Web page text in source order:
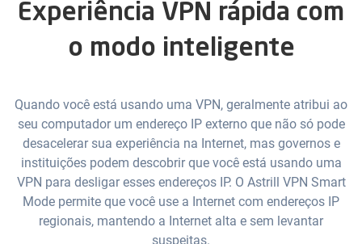
Experiência VPN rápida com
o modo inteligente
Quando você está usando uma VPN, geralmente atribui ao
seu computador um endereço IP externo que não só pode
desacelerar sua experiência na Internet, mas governos e
instituições podem descobrir que você está usando uma
VPN para desligar esses endereços IP. O Astrill VPN Smart
Mode permite que você use a Internet com endereços IP
regionais, mantendo a Internet alta e sem levantar
suspeitas.